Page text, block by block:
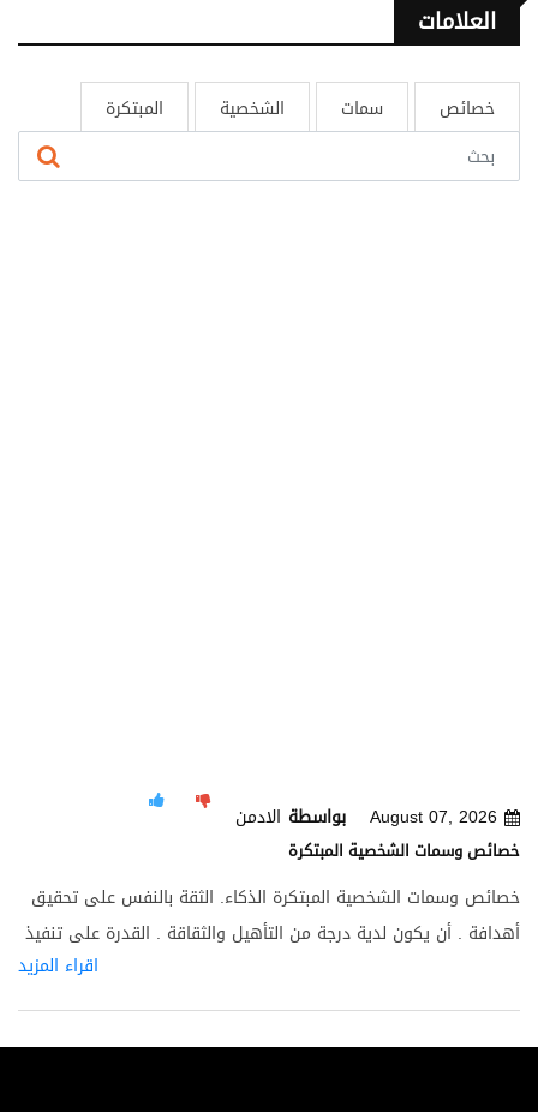
العلامات
خصائص سمات الشخصية المبتكرة
بواسطة الادمن August 07, 2026
خصائص وسمات الشخصية المبتكرة
خصائص وسمات الشخصية المبتكرة الذكاء. الثقة بالنفس على تحقيق
أهدافة . أن يكون لدية درجة من التأهيل والثقاقة . القدرة على تنفيذ
الافكار الابداعية التي يحملها الشخص المبدع . القدرة على استنباط
الامور فلا يرى الظواهر على حالتها بل يقوم بتحليلها ويثير التساؤلات
والتشكيك بشكل مستمر . لدية علاقات إجتماعية واسعة ويتعامل مع
اقراء المزيد